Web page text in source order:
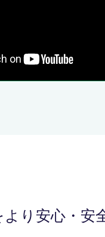
より安心・安